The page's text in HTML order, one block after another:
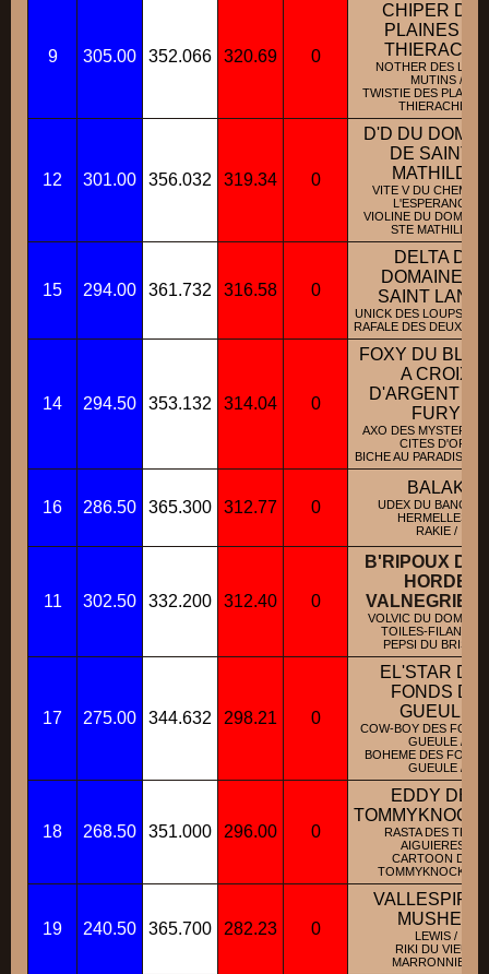
9 305.00 352.066 320.69 0
CHIPER
PLAINES DE
THIERACHE
NOTHER DES
MUTINS /
TWISTIE DES
THIERACHE /
12 301.00 356.032 319.34 0
D'D DU
DE SAINTE
MATHILDE
VITE V DU CHEMIN
L'ESPERANCE /
VIOLINE DU
STE MATHILDE /
15 294.00 361.732 316.58 0
DELTA DU
DOMAINE
SAINT
UNICK DES LOUPS
RAFALE DES DEUX
14 294.50 353.132 314.04 0
FOXY DU
A CROIX
D'ARGENT
FURY
AXO DES
CITES D'OR /
BICHE AU PARADIS
16 286.50 365.300 312.77 0
BALAK
UDEX DU BANC
HERMELLES /
RAKIE /
11 302.50 332.200 312.40 0
B'RIPOUX DE
HORDE
VOLVIC DU
TOILES-FILANTES
PEPSI DU BRISKA /
17 275.00 344.632 298.21 0
EL'STAR
FONDS DE
GUEULE
COW-BOY DES
GUEULE /
BOHEME DES
GUEULE /
18 268.50 351.000 296.00 0
EDDY DES
RASTA DES TROIS
AIGUIERES /
CARTOON DES
19 240.50 365.700 282.23 0
VALLESPIR
MUSHER
LEWIS /
RIKI DU VIEUX
MARRONNIER /